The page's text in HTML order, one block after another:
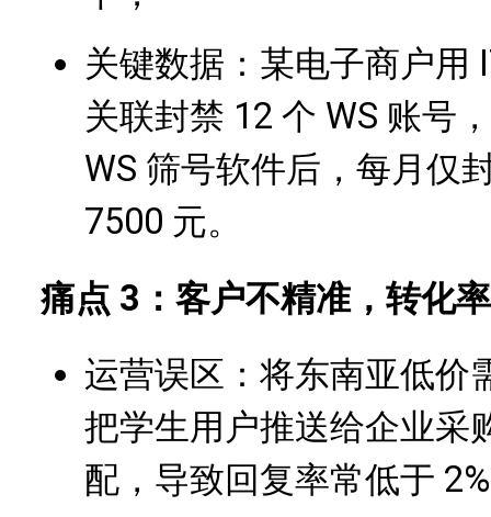
关键数据：某电子商户用
关联封禁 12 个 WS 账号
WS 筛号软件后，每月仅
7500 元。
痛点 3：客户不精准，转化
运营误区：将东南亚低价
把学生用户推送给企业采
配，导致回复率常低于